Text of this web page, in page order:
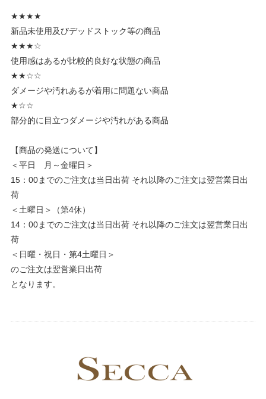
★★★★
新品未使用及びデッドストック等の商品
★★★☆
使用感はあるが比較的良好な状態の商品
★★☆☆
ダメージや汚れあるが着用に問題ない商品
★☆☆
部分的に目立つダメージや汚れがある商品
【商品の発送について】
＜平日 月～金曜日＞
15：00までのご注文は当日出荷 それ以降のご注文は翌営業日出
荷
＜土曜日＞（第4休）
14：00までのご注文は当日出荷 それ以降のご注文は翌営業日出
荷
＜日曜・祝日・第4土曜日＞
のご注文は翌営業日出荷
となります。